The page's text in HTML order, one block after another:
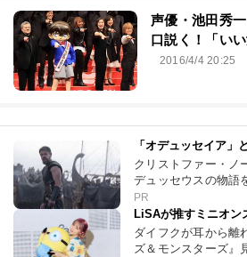
声優・池田秀
口説く！「い
2016/4/4 20:25
「オデュッセイア」
クリストファー・ノ
デュッセウスの物語
PR
LiSAが推すミニオン
ダイフクが耳から離
ズ＆モンスターズ』